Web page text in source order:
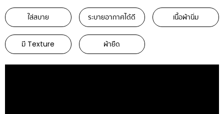
ใส่สบาย ระบายอากาศได้ดี เนื้อผ้านิ่ม
มี Texture ผ้ายืด